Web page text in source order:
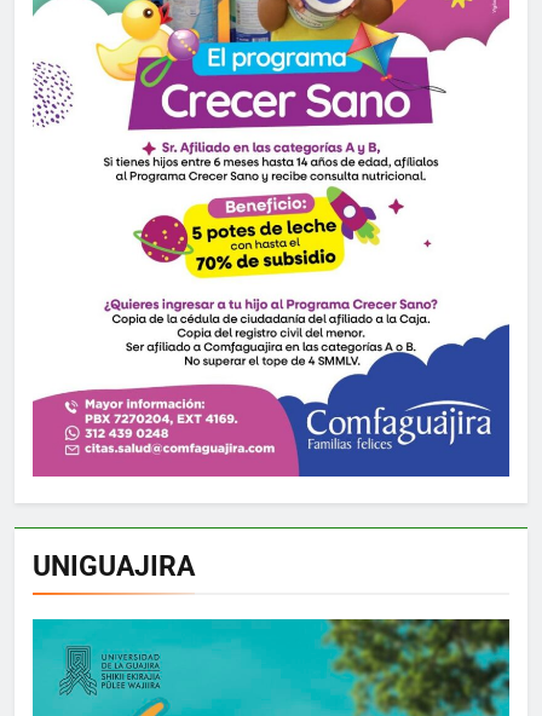
UNIGUAJIRA